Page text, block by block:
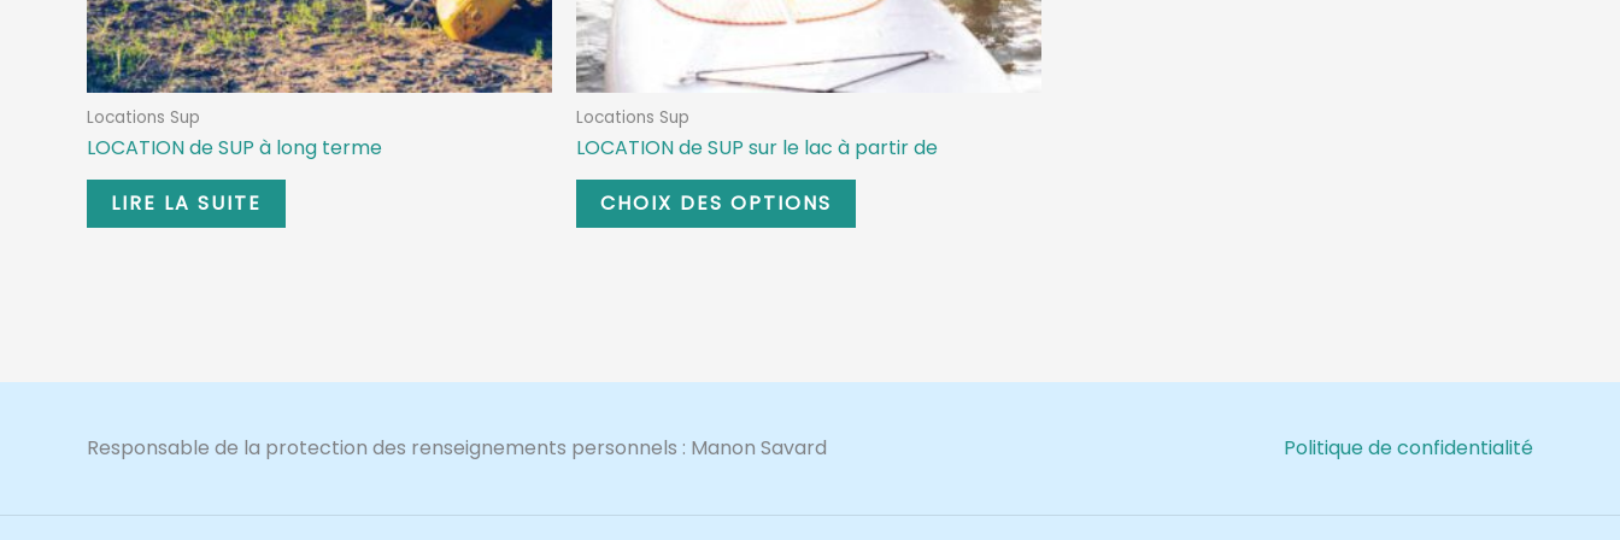
Locations Sup
LOCATION de SUP à long terme
LIRE LA SUITE
Locations Sup
LOCATION de SUP sur le lac à partir de
CHOIX DES OPTIONS
Responsable de la protection des renseignements personnels : Manon Savard Politique de confidentialité